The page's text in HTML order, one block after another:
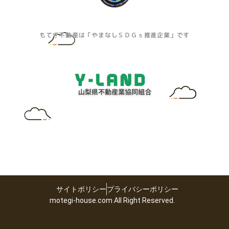
もてぎ不動産は「やまなしＳＤＧｓ推進企業」です
サイトポリシープライバシーポリシー
motegi-house.com All Right Reserved.